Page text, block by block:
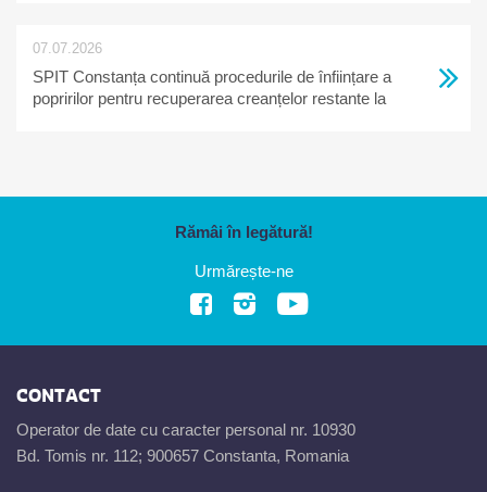
07.07.2026
SPIT Constanța continuă procedurile de înființare a
popririlor pentru recuperarea creanțelor restante la
Rămâi în legătură!
Urmărește-ne
CONTACT
Operator de date cu caracter personal nr. 10930
Bd. Tomis nr. 112; 900657 Constanta, Romania